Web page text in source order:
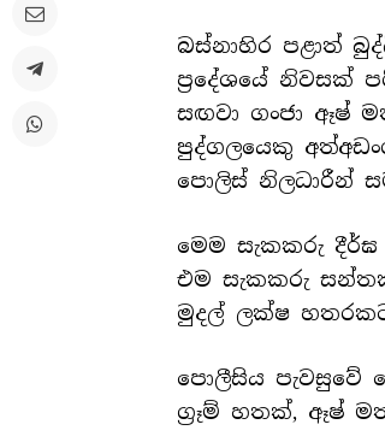
බස්නාහිර පළාත්
ප්‍රදේශයේ නිවසක්
සඟවා ගංජා ඈෂ්
පුද්ගලයෙකු
පොලිස් නිලධාරීන්
මෙම සැකකරු
එම සැකකරු
මුදල් ලක්ෂ
පොලීසිය පැවසුවේ
ග්‍රෑම් හතක්, ඈෂ්